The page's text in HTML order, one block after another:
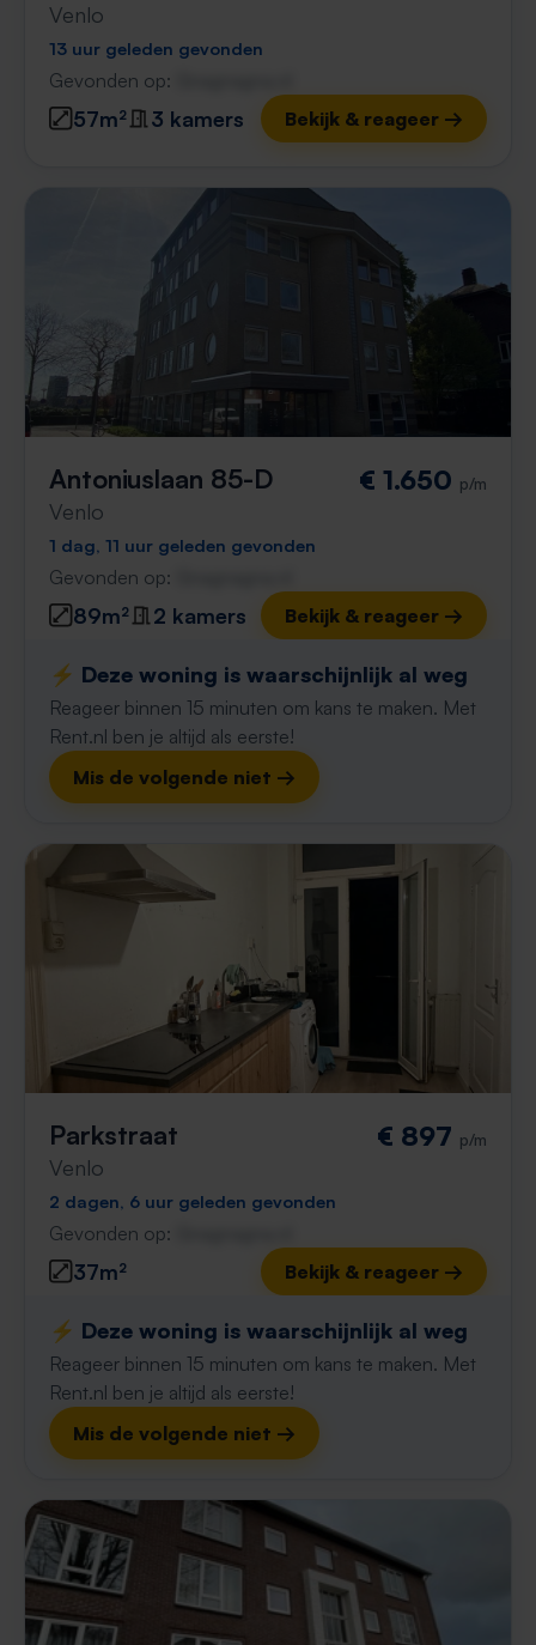
Venlo
13 uur geleden gevonden
Gevonden op:
57m² 3 kamers Bekijk & reageer →
Antoniuslaan 85-D
Venlo
€ 1.650 p/m
1 dag, 11 uur geleden gevonden
Gevonden op:
89m² 2 kamers Bekijk & reageer →
⚡️ Deze woning is waarschijnlijk al weg
Reageer binnen 15 minuten om kans te maken. Met
Rent.nl ben je altijd als eerste!
Mis de volgende niet →
Parkstraat
Venlo
€ 897 p/m
2 dagen, 6 uur geleden gevonden
Gevonden op:
37m² Bekijk & reageer →
⚡️ Deze woning is waarschijnlijk al weg
Reageer binnen 15 minuten om kans te maken. Met
Rent.nl ben je altijd als eerste!
Mis de volgende niet →